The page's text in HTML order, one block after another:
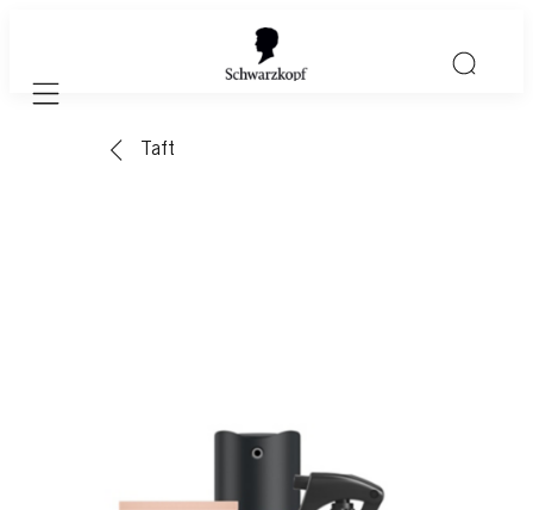
Mobile navigation
Taft